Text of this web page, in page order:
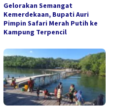
Gelorakan Semangat
Kemerdekaan, Bupati Auri
Pimpin Safari Merah Putih ke
Kampung Terpencil